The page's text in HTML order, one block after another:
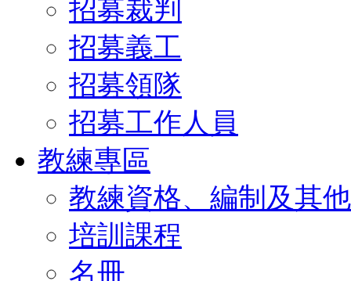
招募裁判
招募義工
招募領隊
招募工作人員
教練專區
教練資格、編制及其
培訓課程
名冊